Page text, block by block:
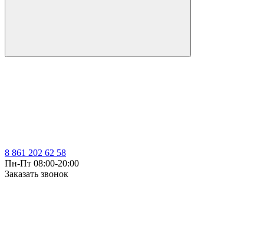
8 861 202 62 58
Пн-Пт 08:00-20:00
Заказать звонок